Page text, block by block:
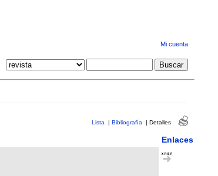
Mi cuenta
Lista | Bibliografía | Detalles
Enlaces